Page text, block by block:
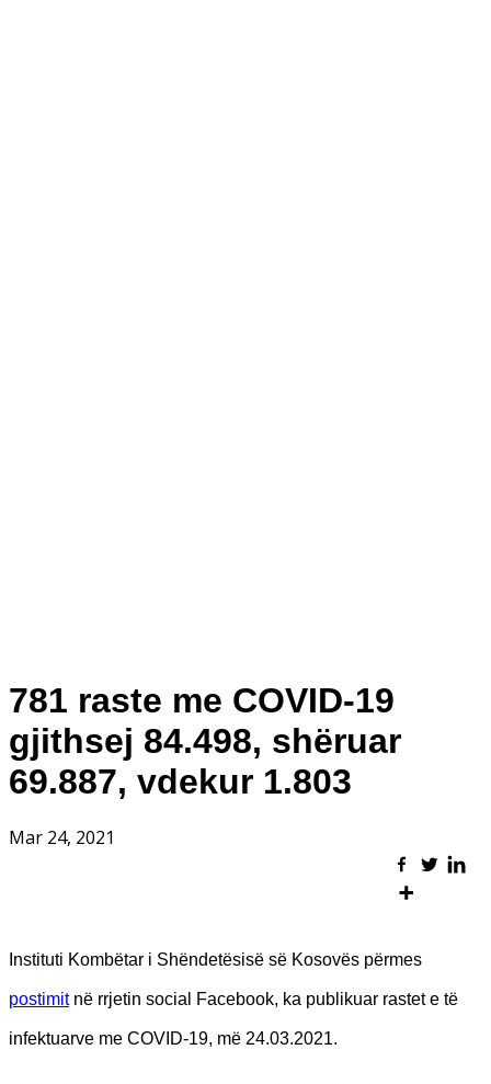
781 raste me COVID-19
gjithsej 84.498, shëruar
69.887, vdekur 1.803
Mar 24, 2021
Instituti Kombëtar i Shëndetësisë së Kosovës përmes
postimitnë rrjetin social Facebook, ka publikuar rastet e të
infektuarve me COVID-19, më 24.03.2021.